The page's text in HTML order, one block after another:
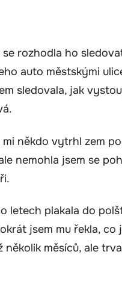
rozhodla ho
auto městskými
sledovala, jak
někdo vytrhl zem
nemohla jsem se
letech plakala do
jsem mu řekla,
několik měsíců, ale